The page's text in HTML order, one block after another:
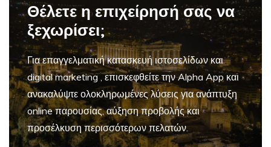
Θέλετε η επιχείρησή σας να
ξεχωρίσει;
Για επαγγελματικήκατασκευή ιστοσελίδων και
digital marketing, επισκεφθείτε την Alpha App και
ανακαλύψτε ολοκληρωμένες λύσεις για ανάπτυξη
online παρουσίας, αύξηση προβολής και
προσέλκυση περισσότερων πελατών.